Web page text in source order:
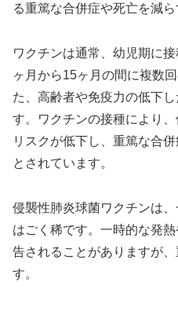
る重篤な合併症や死亡を減ら
ワクチンは通常、幼児期に
ヶ月から15ヶ月の間に複数
た、高齢者や免疫力の低下
す。ワクチンの接種により
リスクが低下し、重篤な合
とされています。
侵襲性肺炎球菌ワクチンは
はごく稀です。一時的な発
告されることがありますが
す。